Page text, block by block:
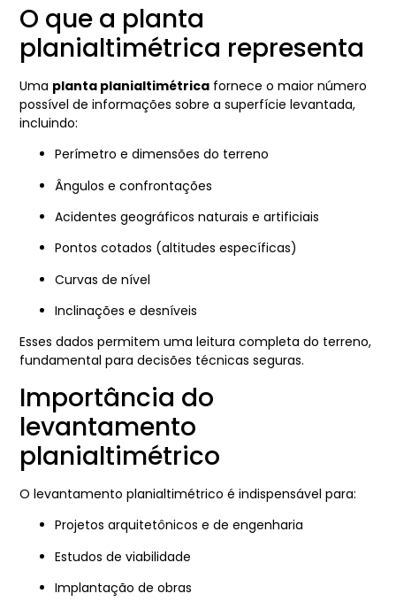
O que a planta
planialtimétrica representa
Uma planta planialtimétrica fornece o maior número
possível de informações sobre a superfície levantada,
incluindo:
Perímetro e dimensões do terreno
Ângulos e confrontações
Acidentes geográficos naturais e artificiais
Pontos cotados (altitudes específicas)
Curvas de nível
Inclinações e desníveis
Esses dados permitem uma leitura completa do terreno,
fundamental para decisões técnicas seguras.
Importância do
levantamento
planialtimétrico
O levantamento planialtimétrico é indispensável para:
Projetos arquitetônicos e de engenharia
Estudos de viabilidade
Implantação de obras